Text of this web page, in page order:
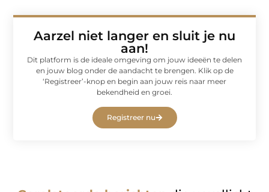
Aarzel niet langer en sluit je nu
aan!
Dit platform is de ideale omgeving om jouw ideeën te delen
en jouw blog onder de aandacht te brengen. Klik op de
‘Registreer’-knop en begin aan jouw reis naar meer
bekendheid en groei.
Registreer nu